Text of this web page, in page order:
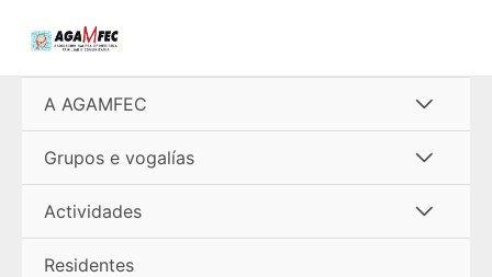
A AGAMFEC
menú
Grupos e vogalías
menú
Actividades
Residentes